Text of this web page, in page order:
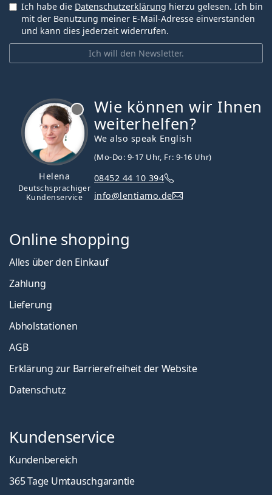
Ich will den Newsletter.
Ich habe die Datenschutzerklärung hierzu gelesen. Ich bin
mit der Benutzung meiner E-Mail-Adresse einverstanden
und kann dies jederzeit widerrufen.
Helena
Deutschsprachiger
Kundenservice
Wie können wir Ihnen
weiterhelfen?
We also speak English
(Mo-Do: 9-17 Uhr, Fr: 9-16 Uhr)
08452 44 10 394
info@lentiamo.de
Online shopping
Alles über den Einkauf
Zahlung
Lieferung
Abholstationen
AGB
Erklärung zur Barrierefreiheit der Website
Datenschutz
Kundenservice
Kundenbereich
365 Tage Umtauschgarantie